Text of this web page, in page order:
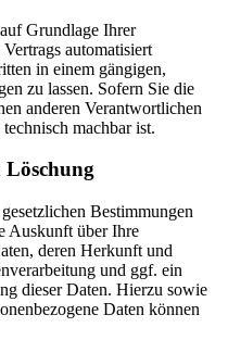
Grundlage Ihrer
automatisiert
in einem gängigen,
zu lassen. Sofern Sie die
anderen Verantwortlichen
machbar ist.
Bestimmungen
Auskunft über Ihre
deren Herkunft und
und ggf. ein
dieser Daten. Hierzu sowie
Daten können